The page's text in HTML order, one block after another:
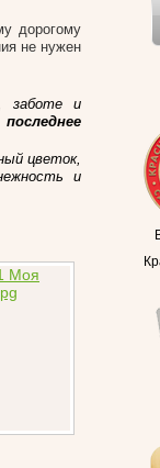
дорогому
не нужен
заботе и
цветок,
и